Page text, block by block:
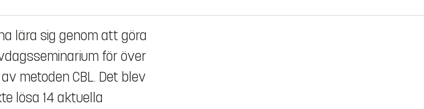
lära sig genom att göra
för över
metoden CBL. Det blev
lösa 14 aktuella